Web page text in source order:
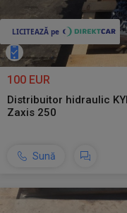
100 EUR
Distribuitor hidraulic
Zaxis 250
Sună